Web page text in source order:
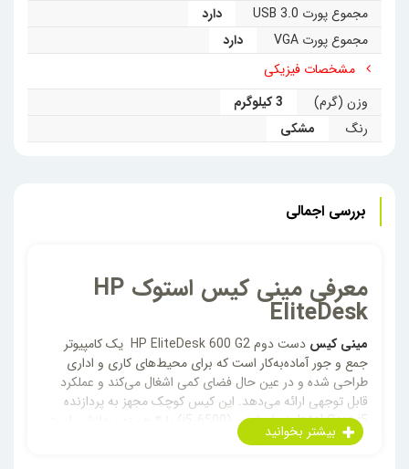
مجموع پورت USB 3.0
دارد
مجموع پورت VGA
دارد
مشخصات فیزیکی
وزن (گرم)
3 کیلوگرم
رنگ
مشکی
بررسی اجمالی
معرفی مینی کیس استوک HP
EliteDesk
مینی کیس
دست دوم HP EliteDesk 600 G2 یک کامپیوتر
جمع و جور آماده‌به‌کار است که برای محیط‌های کاری و اداری
طراحی شده و در عین حال فضای کمی اشغال می‌کند و عملکرد
قابل ‌توجهی ارائه می‌دهد. این کیس کوچک مجهز به پردازنده
که توان اجرای چندکار هم‌زمان و برنامه‌های روزمره را به‌خوبی